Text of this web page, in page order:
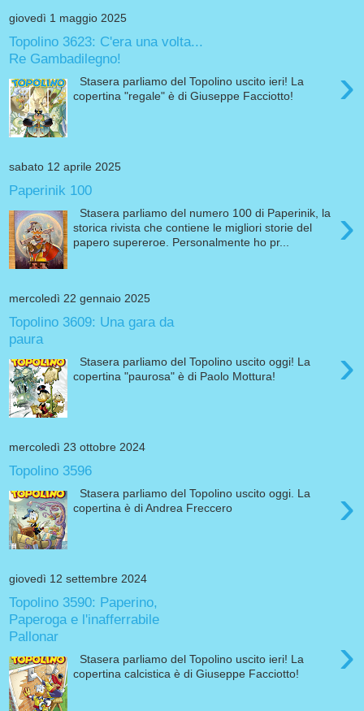
giovedì 1 maggio 2025
Topolino 3623: C'era una volta...
Re Gambadilegno!
›
Stasera parliamo del Topolino uscito ieri! La
copertina "regale" è di Giuseppe Facciotto!
sabato 12 aprile 2025
Paperinik 100
›
Stasera parliamo del numero 100 di Paperinik, la
storica rivista che contiene le migliori storie del
papero supereroe. Personalmente ho pr...
mercoledì 22 gennaio 2025
Topolino 3609: Una gara da
paura
›
Stasera parliamo del Topolino uscito oggi! La
copertina "paurosa" è di Paolo Mottura!
mercoledì 23 ottobre 2024
Topolino 3596
›
Stasera parliamo del Topolino uscito oggi. La
copertina è di Andrea Freccero
giovedì 12 settembre 2024
Topolino 3590: Paperino,
Paperoga e l'inafferrabile
Pallonar
›
Stasera parliamo del Topolino uscito ieri! La
copertina calcistica è di Giuseppe Facciotto!